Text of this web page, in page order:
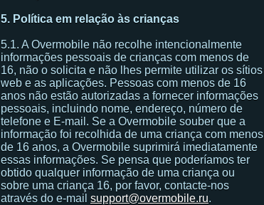
5. Política em relação às crianças
5.1. A Overmobile não recolhe intencionalmente
informações pessoais de crianças com menos de
16, não o solicita e não lhes permite utilizar os sítios
web e as aplicações. Pessoas com menos de 16
anos não estão autorizadas a fornecer informações
pessoais, incluindo nome, endereço, número de
telefone e E-mail. Se a Overmobile souber que a
informação foi recolhida de uma criança com menos
de 16 anos, a Overmobile suprimirá imediatamente
essas informações. Se pensa que poderíamos ter
obtido qualquer informação de uma criança ou
sobre uma criança 16, por favor, contacte-nos
através do e-mail support@overmobile.ru.